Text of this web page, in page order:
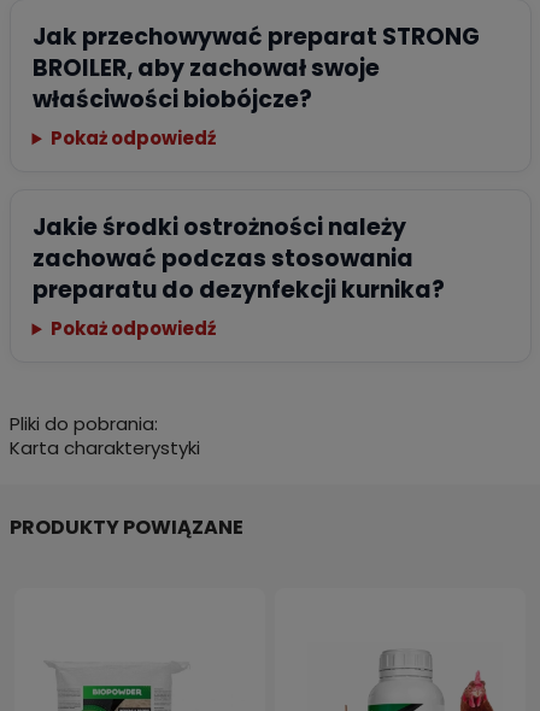
Jak przechowywać preparat STRONG
BROILER, aby zachował swoje
właściwości biobójcze?
Pokaż odpowiedź
Jakie środki ostrożności należy
zachować podczas stosowania
preparatu do dezynfekcji kurnika?
Pokaż odpowiedź
Pliki do pobrania:
Karta charakterystyki
PRODUKTY POWIĄZANE